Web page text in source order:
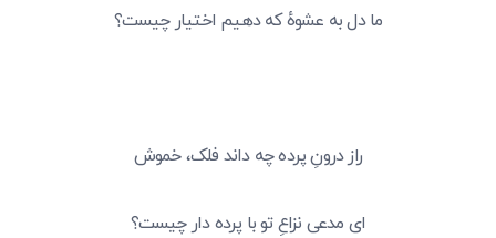
ما دل به عشوهٔ که دهیم اختیار چیست؟
راز درونِ پرده چه داند فلک، خموش
ای مدعی نزاعِ تو با پرده دار چیست؟